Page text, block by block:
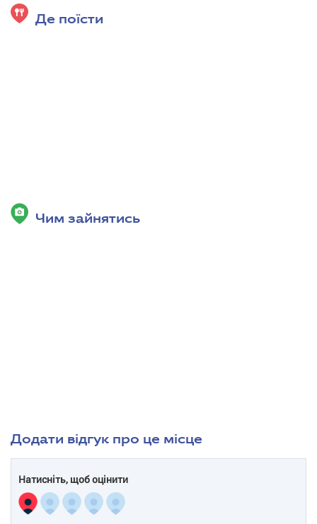
Де поїсти
Чим зайнятись
Додати відгук про це місце
Натисніть, щоб оцінити